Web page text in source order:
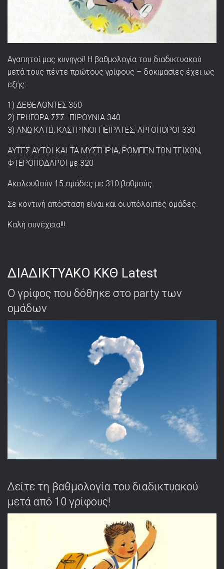
Αγαπητοί μας κυνηγοί! Η βαθμολογία του διαδικτυακού
μετά τους πέντε πρώτους γρίφους – δοκιμασίες έχει ως
εξής:
1) ΔΕΘΕΛΟΝΤΕΣ 350
2) ΓΡΗΓΟΡΑ ΣΣΣ…ΠΙΡΟΥΝΙΑ 340
3) ΑΝΩ ΚΑΤΩ, ΚΑΣΤΡΙΝΟΙ ΠΕΙΡΑΤΕΣ, ΑΡΓΟΠΟΡΟΙ 330
ΑΥΤΕΣ ΑΥΤΟΙ ΚΑΙ ΤΑ ΜΥΣΤΗΡΙΑ, ΡΟΜΠΕΝ ΤΩΝ ΤΕΙΧΩΝ,
ΦΤΕΡΟΠΟΔΑΡΟΙ με 320
Ακολουθούν 15 ομάδες με 310 βαθμούς.
Σε κοντινή απόσταση είναι και οι υπόλοιπες ομάδες.
Καλή συνέχεια!!!
ΔΙΑΔΙΚΤΥΑΚΟ ΚΚΘ Latest
Ο γρίφος που δόθηκε στο party των
ομάδων
Δείτε τη βαθμολογία του διαδικτυακού
μετά από 10 γρίφους!